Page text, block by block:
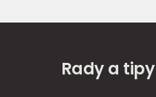
Rady a tipy